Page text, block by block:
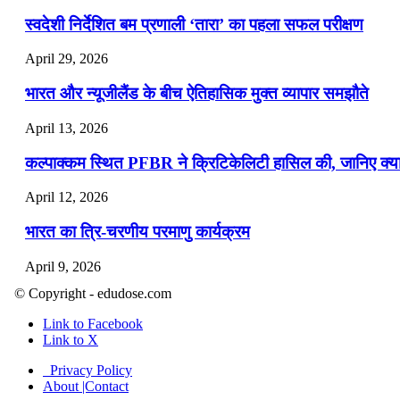
स्वदेशी निर्देशित बम प्रणाली ‘तारा’ का पहला सफल परीक्षण
April 29, 2026
भारत और न्यूजीलैंड के बीच ऐतिहासिक मुक्त व्यापार समझौते
April 13, 2026
कल्पाक्कम स्थित PFBR ने क्रिटिकेलिटी हासिल की, जानिए क्या
April 12, 2026
भारत का त्रि-चरणीय परमाणु कार्यक्रम
April 9, 2026
नासा का आर्टेमिस-2 मिशन: मनुष्य एक बार फिर से चंद्रमा के
April 7, 2026
वित्तीय वर्ष 2026-27 की पहली द्विमासिक मौद्रिक नीति समीक्षा
© Copyright - edudose.com
Link to Facebook
Link to X
Privacy Policy
About |Contact